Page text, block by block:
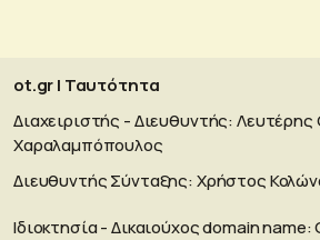
ot.gr | Ταυτότητα
Διαχειριστής - Διευθυντής: Λευτέρης
Χαραλαμπόπουλος
Διευθυντής Σύνταξης: Χρήστος
Ιδιοκτησία - Δικαιούχος domain name: